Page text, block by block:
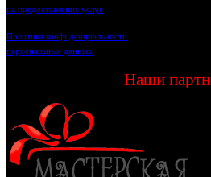
на предоставление услуг
Политика конфиденциальности
персональных данных
Наши